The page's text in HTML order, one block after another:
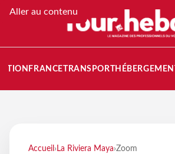
Aller au contenu
FRANCETRANSPORT
Accueil › La Riviera Maya›Zoom